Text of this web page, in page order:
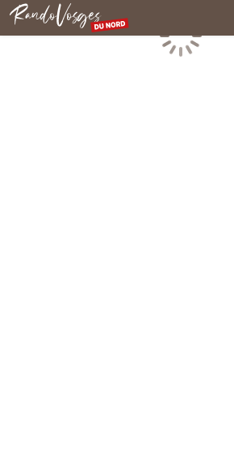
Nordvogesen
Laden